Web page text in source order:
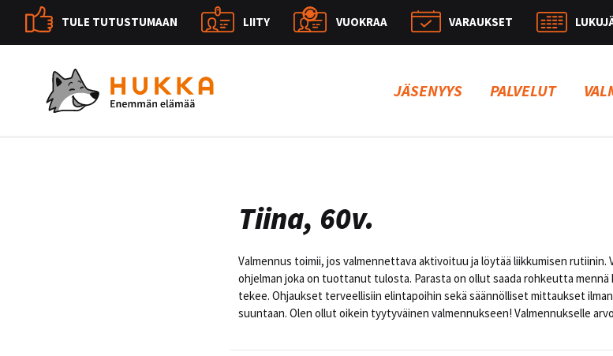
TULE TUTUSTUMAAN LIITY VUOKRAA VARAUKSET
JÄSENYYS PALVELUT
Tiina, 60v.
Valmennus toimii, jos valmennettava aktivoituu ja löytää liikkumisen rutiinin.
ohjelman joka on tuottanut tulosta. Parasta on ollut saada rohkeutta
tekee. Ohjaukset terveellisiin elintapoihin sekä säännölliset mittaukset
suuntaan. Olen ollut oikein tyytyväinen valmennukseen! Valmennukselle